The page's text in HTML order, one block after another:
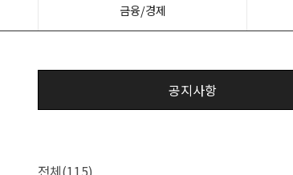
금융/경제
공지사항
전체(115)